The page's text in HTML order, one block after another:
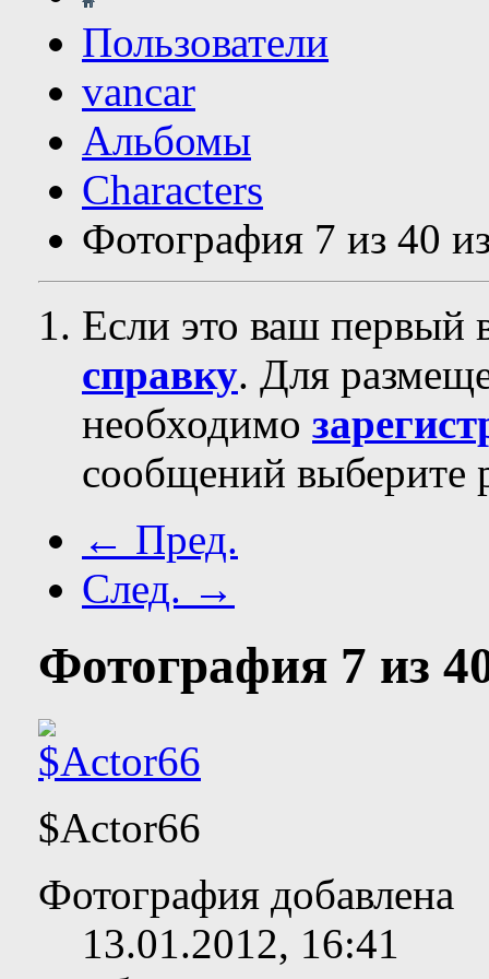
Пользователи
vancar
Альбомы
Characters
Фотография 7 из 40
Если это ваш первый
справку. Для
необходимо
сообщений выберите
← Пред.
След. →
Фотография 7 из
$Actor66
Фотография добавлена
13.01.2012, 16:41